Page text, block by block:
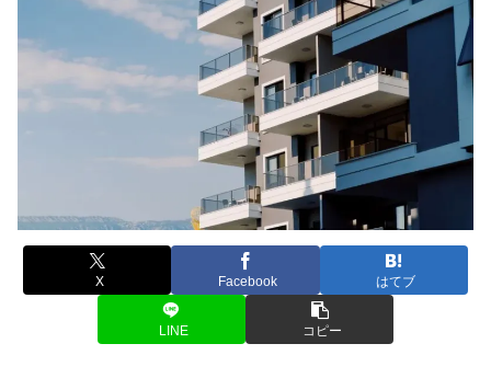
X Facebook はてブ
LINE コピー